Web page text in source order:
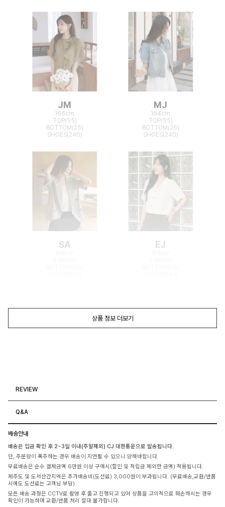
JM
166cm
TOP(55)
BOTTOM(25)
SHOES(240)
MJ
164cm
TOP(55)
BOTTOM(26)
SHOES(240)
SA EJ
상품 정보 더보기
REVIEW
Q&A
배송안내
배송은 입금 확인 후 2~3일 이내(주말제외) CJ 대한통운으로 발송됩니다.
단, 주문량이 폭주하는 경우 배송이 지연될 수 있으니 양해바랍니다.
무료배송은 순수 결제금액 6만원 이상 구매시(할인 및 적립금 제외한 금액) 적용됩니다.
제주도 및 도서산간지역은 추가배송비(도선료) 3,000원이 부과됩니다. (무료배송,교환/반품
시에도 도선료는 고객님 부담)
모든 배송 과정은 CCTV로 촬영 후 출고 진행되고 있어 상품을 고의적으로 훼손하시는 경우
확인이 가능하며 교환/반품 처리 절대 불가합니다.